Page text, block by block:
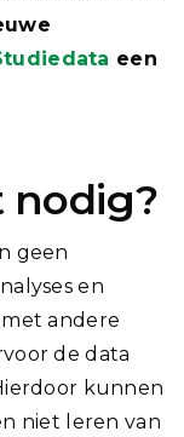
een
nodig?
geen
en
andere
de data
kunnen
niet leren van